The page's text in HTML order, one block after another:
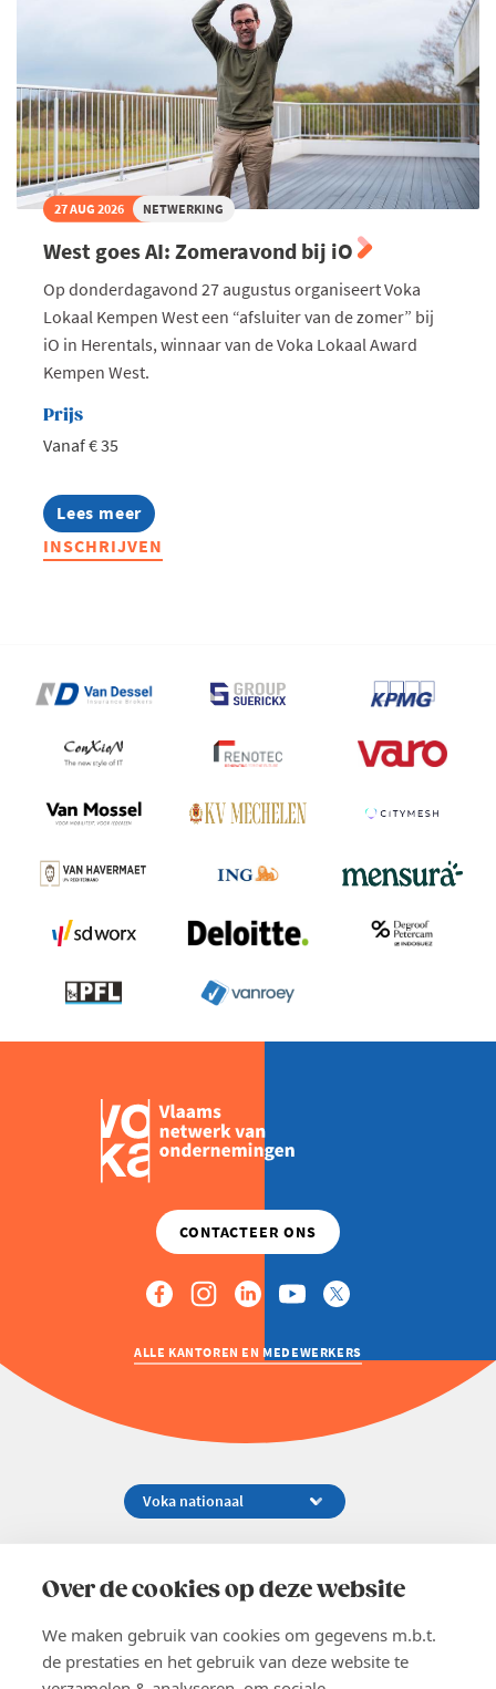
Over de cookies op deze website
We maken gebruik van cookies om gegevens m.b.t.
de prestaties en het gebruik van deze website te
27 AUG 2026 NETWERKING
West goes AI: Zomeravond bij iO
Op donderdagavond 27 augustus organiseert Voka
Lokaal Kempen West een “afsluiter van de zomer” bij
iO in Herentals, winnaar van de Voka Lokaal Award
Kempen West.
Prijs
Vanaf € 35
Lees meer
about
West
goes
INSCHRIJVEN
ALLE KANTOREN EN MEDEWERKERS
02 229 81 11